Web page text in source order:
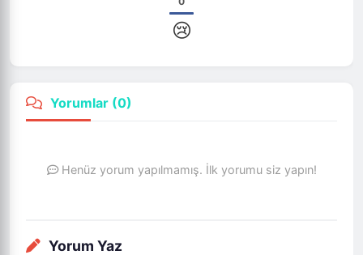
😢
Yorumlar (0)
Henüz yorum yapılmamış. İlk yorumu siz yapın!
Yorum Yaz